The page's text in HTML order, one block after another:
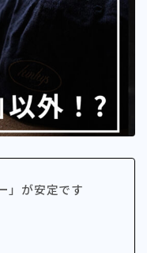
」が安定です